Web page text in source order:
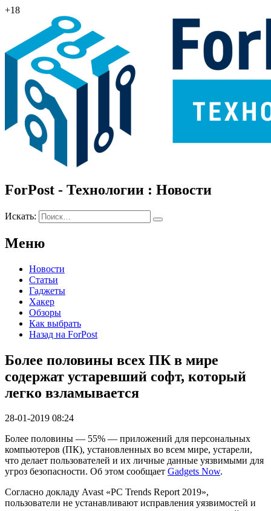
+18
ForPost - Технологии : Новости
Искать:
Меню
Новости
Статьи
Гаджеты
Хакер
Обзоры
Как выбрать
Назад на ForPost
Более половины всех ПК в мире
содержат устаревший софт, который
легко взламывается
28-01-2019 08:24
Более половины — 55% — приложений для персональных
компьютеров (ПК), установленных во всем мире, устарели,
что делает пользователей и их личные данные уязвимыми для
угроз безопасности. Об этом сообщает Gadgets Now.
Согласно докладу Avast «PC Trends Report 2019»,
пользователи не устанавливают исправления уязвимостей и